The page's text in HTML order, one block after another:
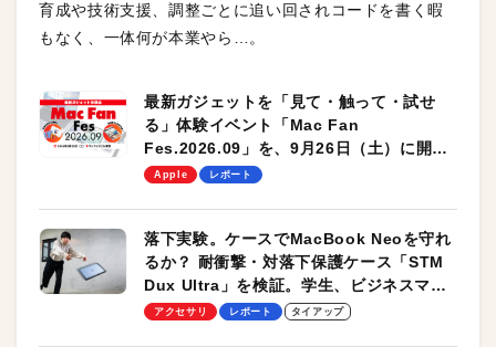
育成や技術支援、調整ごとに追い回されコードを書く暇
もなく、一体何が本業やら…。
最新ガジェットを「見て・触って・試せ
る」体験イベント「Mac Fan
Fes.2026.09」を、9月26日（土）に開催
します！
Apple レポート
落下実験。ケースでMacBook Neoを守れ
るか？ 耐衝撃・対落下保護ケース「STM
Dux Ultra」を検証。学生、ビジネスマン
のモバイルユースに最適！
アクセサリ レポート タイアップ